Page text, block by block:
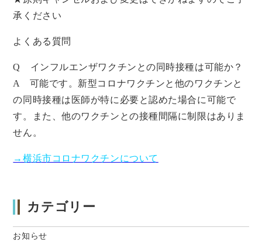
カテゴリー
お知らせ
承ください
よくある質問
Q インフルエンザワクチンとの同時接種は可能か？
A 可能です。新型コロナワクチンと他のワクチンと
の同時接種は医師が特に必要と認めた場合に可能で
す。また、他のワクチンとの接種間隔に制限はありま
せん。
→横浜市コロナワクチンについて